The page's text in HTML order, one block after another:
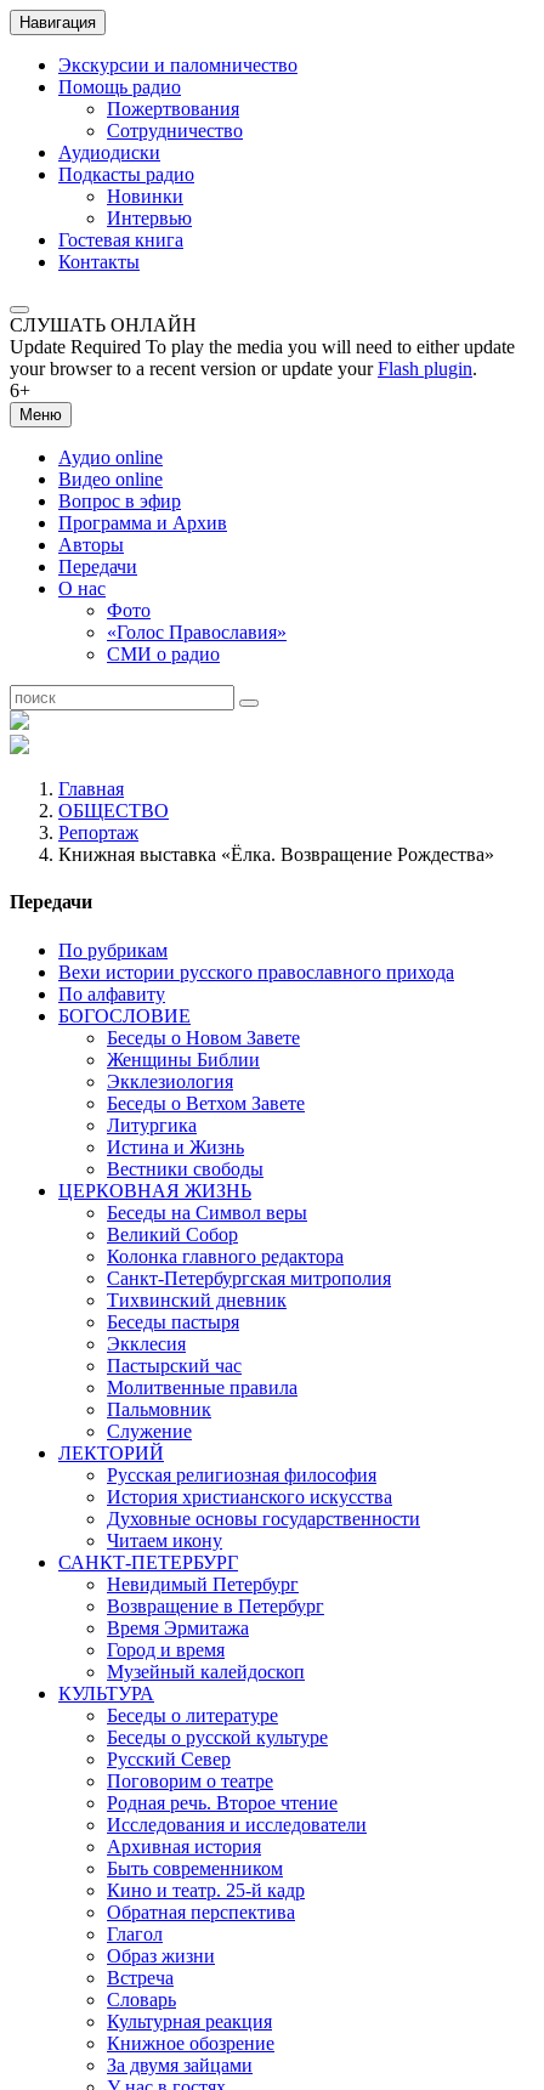
Навигация
Экскурсии и паломничество
Помощь радио
Пожертвования
Сотрудничество
Аудиодиски
Подкасты радио
Новинки
Интервью
Гостевая книга
Контакты
СЛУШАТЬ ОНЛАЙН
Update Required To play the media you will need to either update
your browser to a recent version or update yourFlash plugin.
6+
Меню
Аудио online
Видео online
Вопрос в эфир
Программа и Архив
Авторы
Передачи
О нас
Фото
«Голос Православия»
СМИ о радио
Главная
ОБЩЕСТВО
Репортаж
Книжная выставка «Ёлка. Возвращение Рождества»
Передачи
По рубрикам
Вехи истории русского православного прихода
По алфавиту
БОГОСЛОВИЕ
Беседы о Новом Завете
Женщины Библии
Экклезиология
Беседы о Ветхом Завете
Литургика
Истина и Жизнь
Вестники свободы
ЦЕРКОВНАЯ ЖИЗНЬ
Беседы на Символ веры
Великий Собор
Колонка главного редактора
Санкт-Петербургская митрополия
Тихвинский дневник
Беседы пастыря
Экклесия
Пастырский час
Молитвенные правила
Пальмовник
Служение
ЛЕКТОРИЙ
Русская религиозная философия
История христианского искусства
Духовные основы государственности
Читаем икону
САНКТ-ПЕТЕРБУРГ
Невидимый Петербург
Возвращение в Петербург
Время Эрмитажа
Город и время
Музейный калейдоскоп
КУЛЬТУРА
Беседы о литературе
Беседы о русской культуре
Русский Север
Поговорим о театре
Родная речь. Второе чтение
Исследования и исследователи
Архивная история
Быть современником
Кино и театр. 25-й кадр
Обратная перспектива
Глагол
Образ жизни
Встреча
Словарь
Культурная реакция
Книжное обозрение
За двумя зайцами